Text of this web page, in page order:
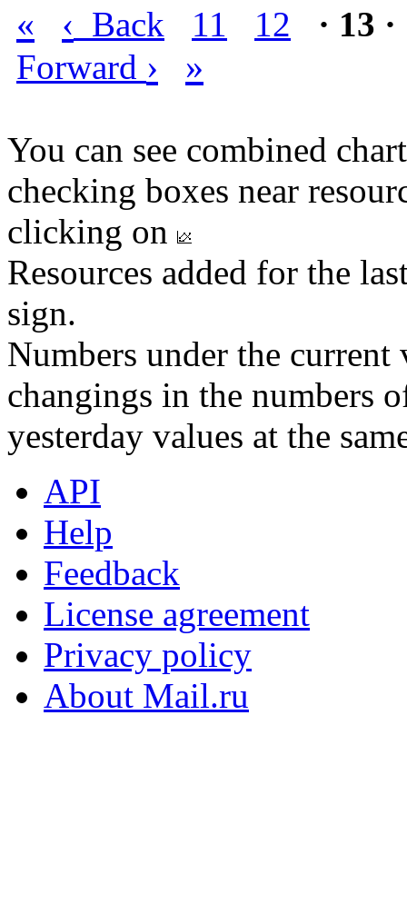
« ‹ Back 11 12
· 13 ·
Forward › »
You can see combined
checking boxes near
clicking on
Resources added for the
sign.
Numbers under the
changings in the numbers
yesterday values at the
API
Help
Feedback
License agreement
Privacy policy
About Mail.ru